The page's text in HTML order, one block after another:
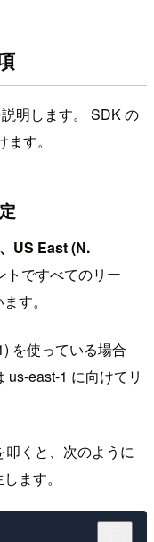
明します。 SDK の
す。
US East (N.
トですべてのリー
す。
を使っている場合
us-east-1 に向けてリ
くと、次のように
ます。